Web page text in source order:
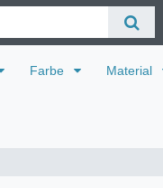
Farbe Material